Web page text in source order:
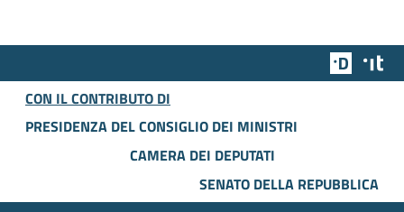
Team
CON IL CONTRIBUTO DI
PRESIDENZA DEL CONSIGLIO DEI MINISTRI
CAMERA DEI DEPUTATI
SENATO DELLA REPUBBLICA